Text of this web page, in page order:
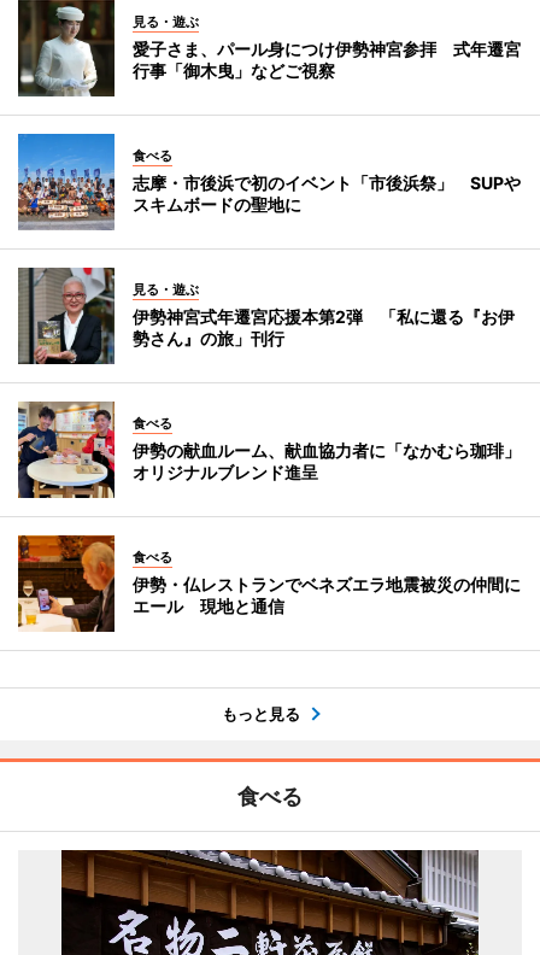
見る・遊ぶ
愛子さま、パール身につけ伊勢神宮参拝 式年遷宮
行事「御木曳」などご視察
食べる
志摩・市後浜で初のイベント「市後浜祭」 SUPや
スキムボードの聖地に
見る・遊ぶ
伊勢神宮式年遷宮応援本第2弾 「私に還る『お伊
勢さん』の旅」刊行
食べる
伊勢の献血ルーム、献血協力者に「なかむら珈琲」
オリジナルブレンド進呈
食べる
伊勢・仏レストランでベネズエラ地震被災の仲間に
エール 現地と通信
もっと見る
食べる